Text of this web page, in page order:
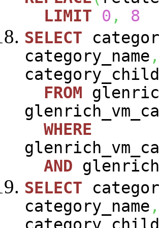
LIMIT
0 ,
8
SELECT
category_name ,
FROM
WHERE
AND
SELECT
category_name ,